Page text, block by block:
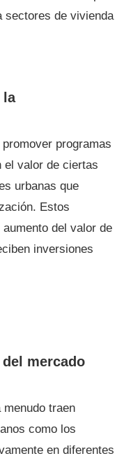
sectores de vivienda
la
programas
el valor de ciertas
urbanas que
Estos
del valor de
inversiones
mercado
traen
como los
en diferentes